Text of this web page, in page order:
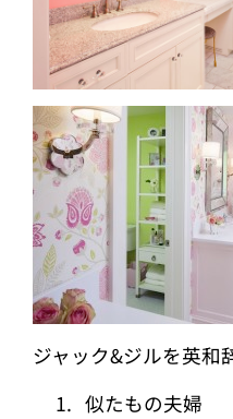
ジャック&ジルを英和
似たもの夫婦